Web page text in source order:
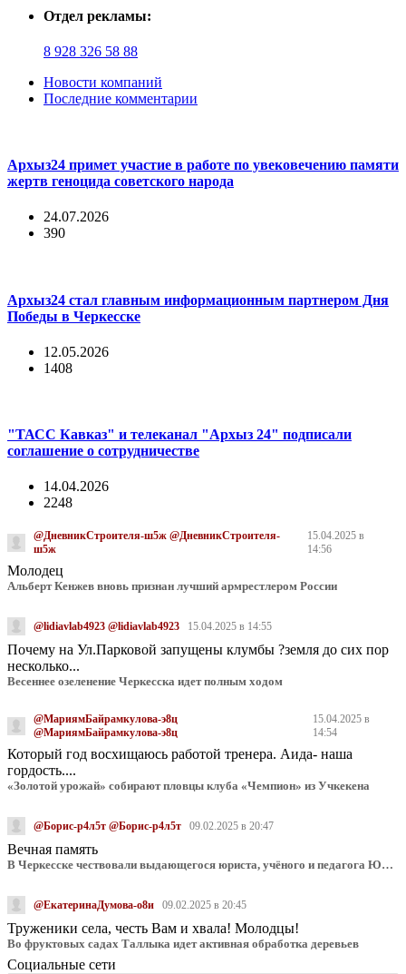
Отдел рекламы:
8 928 326 58 88
Новости компаний
Последние комментарии
Архыз24 примет участие в работе по увековечению памяти
жертв геноцида советского народа
24.07.2026
390
Архыз24 стал главным информационным партнером Дня
Победы в Черкесске
12.05.2026
1408
"ТАСС Кавказ" и телеканал "Архыз 24" подписали
соглашение о сотрудничестве
14.04.2026
2248
@ДневникСтроителя-ш5ж @ДневникСтроителя-
ш5ж
15.04.2025 в
14:56
Молодец
Альберт Кенжев вновь признан лучший армрестлером России
@lidiavlab4923 @lidiavlab4923 15.04.2025 в 14:55
Почему на Ул.Парковой запущены клумбы ?земля до сих пор
несколько...
Весеннее озеленение Черкесска идет полным ходом
@МариямБайрамкулова-э8ц
@МариямБайрамкулова-э8ц
15.04.2025 в
14:54
Который год восхищаюсь работой тренера. Аида- наша
гордость....
«Золотой урожай» собирают пловцы клуба «Чемпион» из Учкекена
@Борис-р4л5т @Борис-р4л5т 09.02.2025 в 20:47
Вечная память
В Черкесске чествовали выдающегося юриста, учёного и педагога Юрия Калмыкова
@ЕкатеринаДумова-о8и 09.02.2025 в 20:45
Труженики села, честь Вам и хвала! Молодцы!
Во фруктовых садах Таллыка идет активная обработка деревьев
Социальные сети